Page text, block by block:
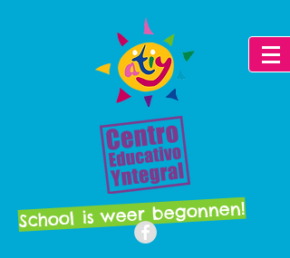
School is weer begonnen!